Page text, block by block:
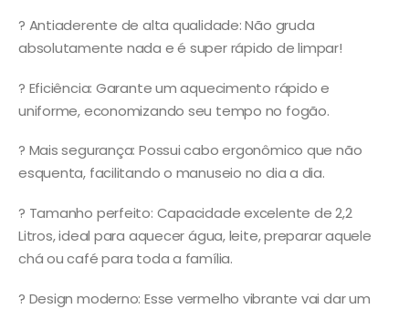
? Antiaderente de alta qualidade: Não gruda
absolutamente nada e é super rápido de limpar!
? Eficiência: Garante um aquecimento rápido e
uniforme, economizando seu tempo no fogão.
?️ Mais segurança: Possui cabo ergonômico que não
esquenta, facilitando o manuseio no dia a dia.
? Tamanho perfeito: Capacidade excelente de 2,2
Litros, ideal para aquecer água, leite, preparar aquele
chá ou café para toda a família.
? Design moderno: Esse vermelho vibrante vai dar um